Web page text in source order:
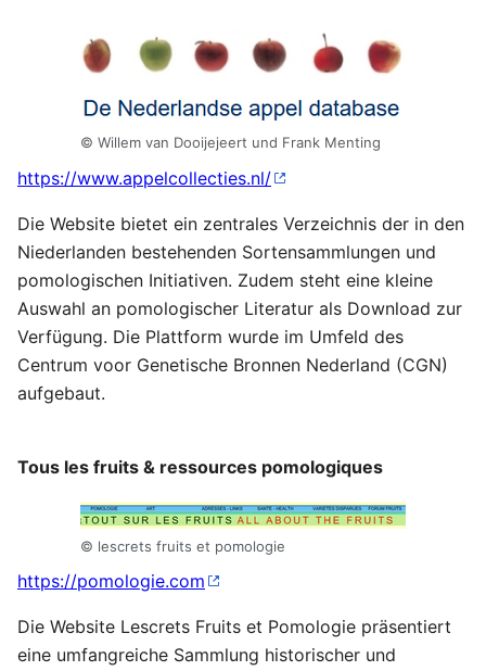
© Willem van Dooijejeert und Frank Menting
https://www.appelcollecties.nl/
Die Website bietet ein zentrales Verzeichnis der in den
Niederlanden bestehenden Sortensammlungen und
pomologischen Initiativen. Zudem steht eine kleine
Auswahl an pomologischer Literatur als Download zur
Verfügung. Die Plattform wurde im Umfeld des
Centrum voor Genetische Bronnen Nederland (CGN)
aufgebaut.
Tous les fruits & ressources pomologiques
© lescrets fruits et pomologie
https://pomologie.com
Die Website Lescrets Fruits et Pomologie präsentiert
eine umfangreiche Sammlung historischer und